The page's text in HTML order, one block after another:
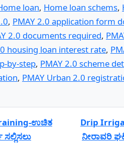
loan, Home loan schems,
, PMAY 2.0 application form
2.0 documents required,
housing loan interest rate,
by-step, PMAY 2.0 scheme
, PMAY Urban 2.0
ಉಚಿತ
Drip
ನೀರಾವರಿ